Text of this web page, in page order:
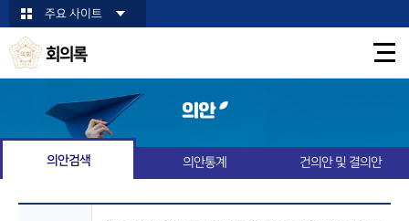
본문바로가기주요 사이트
회의록
의안
의안검색 의안통계 건의안 및 결의안